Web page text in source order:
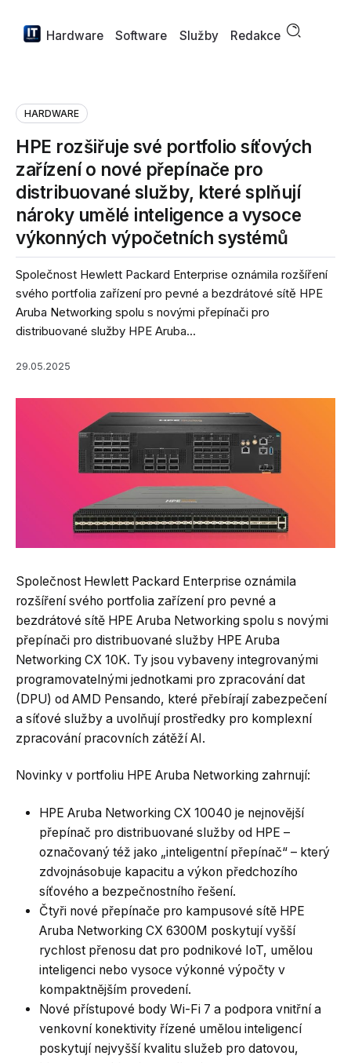
Hardware Software Služby Redakce
HARDWARE
HPE rozšiřuje své portfolio síťových
zařízení o nové přepínače pro
distribuované služby, které splňují
nároky umělé inteligence a vysoce
výkonných výpočetních systémů
Společnost Hewlett Packard Enterprise oznámila rozšíření
svého portfolia zařízení pro pevné a bezdrátové sítě HPE
Aruba Networking spolu s novými přepínači pro
distribuované služby HPE Aruba...
29.05.2025
Společnost Hewlett Packard Enterprise oznámila
rozšíření svého portfolia zařízení pro pevné a
bezdrátové sítě HPE Aruba Networking spolu s novými
přepínači pro distribuované služby HPE Aruba
Networking CX 10K. Ty jsou vybaveny integrovanými
programovatelnými jednotkami pro zpracování dat
(DPU) od AMD Pensando, které přebírají zabezpečení
a síťové služby a uvolňují prostředky pro komplexní
zpracování pracovních zátěží AI.
Novinky v portfoliu HPE Aruba Networking zahrnují:
HPE Aruba Networking CX 10040 je nejnovější
přepínač pro distribuované služby od HPE –
označovaný též jako „inteligentní přepínač“ – který
zdvojnásobuje kapacitu a výkon předchozího
síťového a bezpečnostního řešení.
Čtyři nové přepínače pro kampusové sítě HPE
Aruba Networking CX 6300M poskytují vyšší
rychlost přenosu dat pro podnikové IoT, umělou
inteligenci nebo vysoce výkonné výpočty v
kompaktnějším provedení.
Nové přístupové body Wi-Fi 7 a podpora vnitřní a
venkovní konektivity řízené umělou inteligencí
poskytují nejvyšší kvalitu služeb pro datovou,